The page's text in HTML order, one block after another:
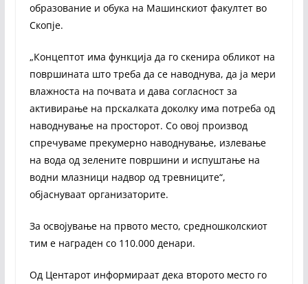
образование и обука на Машинскиот факултет во
Скопје.
„Концептот има функција да го скенира обликот на
површината што треба да се наводнува, да ја мери
влажноста на почвата и дава согласност за
активирање на прскалката доколку има потреба од
наводнување на просторот. Со овој производ
спречуваме прекумерно наводнување, излевање
на вода од зелените површини и испуштање на
водни млазници надвор од тревниците“,
објаснуваат организаторите.
За освојување на првото место, средношколскиот
тим е награден со 110.000 денари.
Од Центарот информираат дека второто место го